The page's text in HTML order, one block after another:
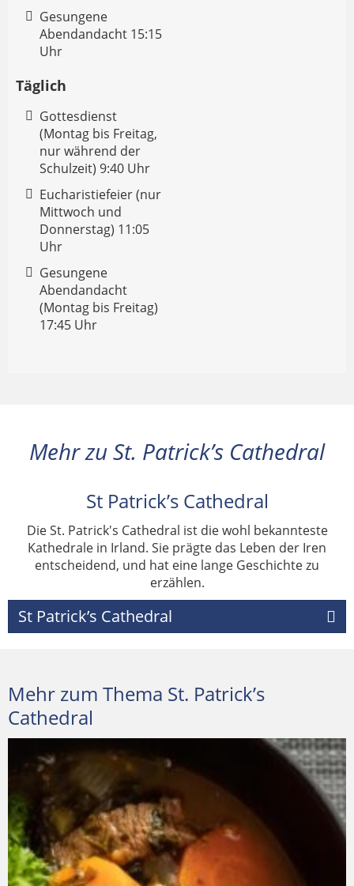
Gesungene
Abendandacht 15:15
Uhr
Täglich
Gottesdienst
(Montag bis Freitag,
nur während der
Schulzeit) 9:40 Uhr
Eucharistiefeier (nur
Mittwoch und
Donnerstag) 11:05
Uhr
Gesungene
Abendandacht
(Montag bis Freitag)
17:45 Uhr
Mehr zu St. Patrick’s Cathedral
St Patrick’s Cathedral
Die St. Patrick's Cathedral ist die wohl bekannteste
Kathedrale in Irland. Sie prägte das Leben der Iren
entscheidend, und hat eine lange Geschichte zu
erzählen.
St Patrick’s Cathedral
Mehr zum Thema St. Patrick’s
Cathedral